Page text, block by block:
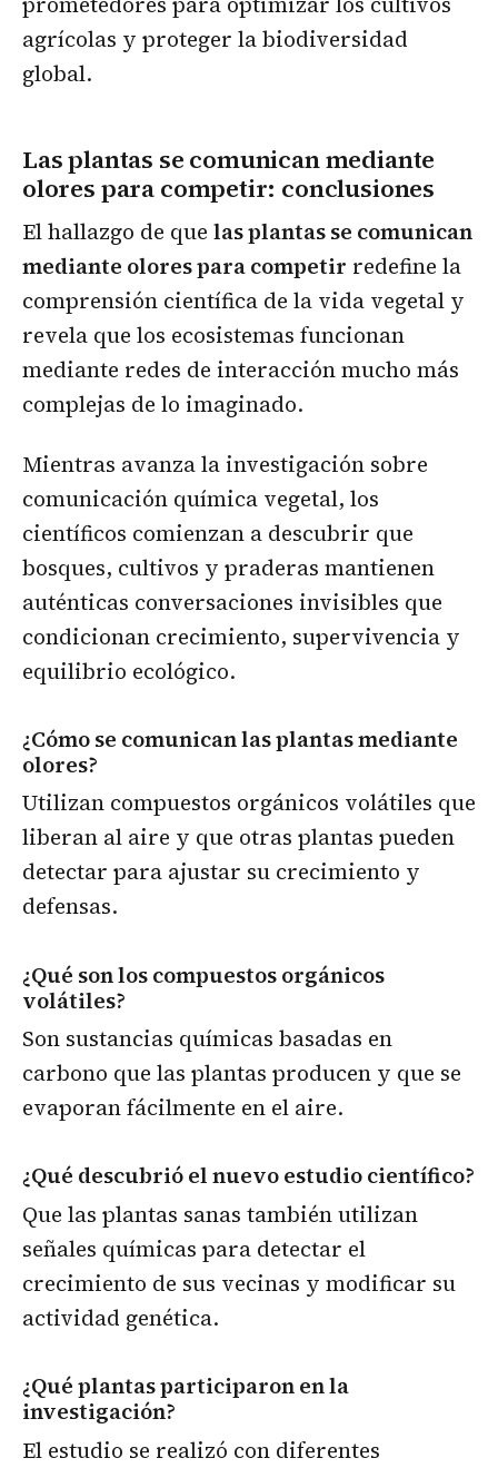
agrícolas y proteger la biodiversidad
global.
Las plantas se comunican mediante
olores para competir: conclusiones
El hallazgo de que las plantas se comunican
mediante olores para competir redefine la
comprensión científica de la vida vegetal y
revela que los ecosistemas funcionan
mediante redes de interacción mucho más
complejas de lo imaginado.
Mientras avanza la investigación sobre
comunicación química vegetal, los
científicos comienzan a descubrir que
bosques, cultivos y praderas mantienen
auténticas conversaciones invisibles que
condicionan crecimiento, supervivencia y
equilibrio ecológico.
¿Cómo se comunican las plantas mediante
olores?
Utilizan compuestos orgánicos volátiles que
liberan al aire y que otras plantas pueden
detectar para ajustar su crecimiento y
defensas.
¿Qué son los compuestos orgánicos
volátiles?
Son sustancias químicas basadas en
carbono que las plantas producen y que se
evaporan fácilmente en el aire.
¿Qué descubrió el nuevo estudio científico?
Que las plantas sanas también utilizan
señales químicas para detectar el
crecimiento de sus vecinas y modificar su
actividad genética.
¿Qué plantas participaron en la
investigación?
El estudio se realizó con diferentes